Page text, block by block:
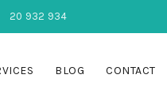
20 932 934
BLOG CONTACT